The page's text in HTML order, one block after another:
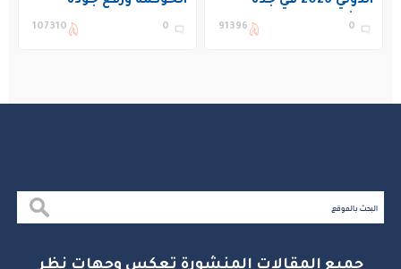
بمشاركة 19 دولة
0
91396
التعليم في المملكة
0
107310